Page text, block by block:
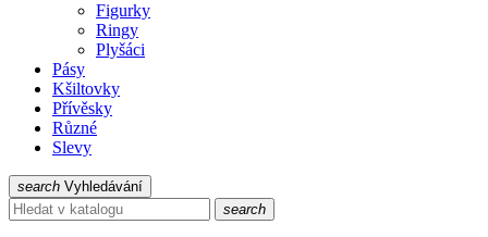
Figurky
Ringy
Plyšáci
Pásy
Kšiltovky
Přívěsky
Různé
Slevy
search Vyhledávání
search